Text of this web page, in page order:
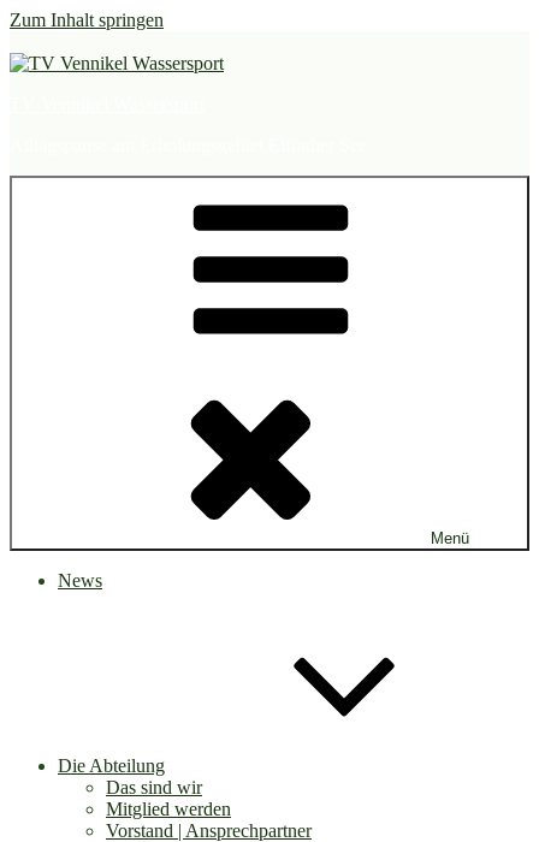
Zum Inhalt springen
Menü
News
Die Abteilung
Das sind wir
Mitglied werden
Vorstand | Ansprechpartner